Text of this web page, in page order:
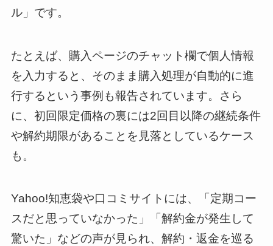
ル」です。
たとえば、購入ページのチャット欄で個人情報
を入力すると、そのまま購入処理が自動的に進
行するという事例も報告されています。さら
に、初回限定価格の裏には2回目以降の継続条件
や解約期限があることを見落としているケース
も。
Yahoo!知恵袋や口コミサイトには、「定期コー
スだと思っていなかった」「解約金が発生して
驚いた」などの声が見られ、解約・返金を巡る